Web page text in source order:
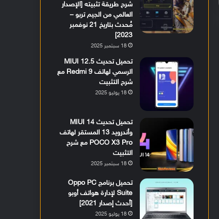
شرح طريقة تثبيته [الإصدار
العالمي من الجيم تربو –
مُحدث بتاريخ 21 نوفمبر
2023]
18 سبتمبر 2025
تحميل تحديث MIUI 12.5
الرسمي لهاتف Redmi 9 مع
شرح التثبيت
18 يوليو 2025
تحميل تحديث MIUI 14
وأندرويد 13 المستقر لهاتف
POCO X3 Pro مع شرح
التثبيت
18 سبتمبر 2025
تحميل برنامج Oppo PC
Suite لإدارة هواتف أوبو
[أحدث إصدار 2021]
18 يوليو 2025